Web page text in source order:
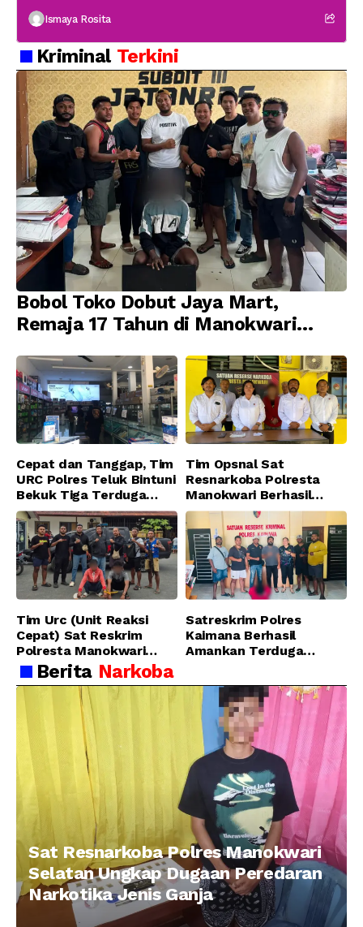
Ismaya Rosita
Kriminal Terkini
Bobol Toko Dobut Jaya Mart,
Remaja 17 Tahun di Manokwari
Jatanras Polda Papua Barat
Cepat dan Tanggap, Tim
URC Polres Teluk Bintuni
Bekuk Tiga Terduga
Pelaku Pencurian di SMA
Sanawesen
Tim Opsnal Sat
Resnarkoba Polresta
Manokwari Berhasil
Ungkap Kasus Tindak
Pidana Narkotika
Golongan I Jenis Shabu
di SP 4 Distrik Prafi kab.
Manokwari
Tim Urc (Unit Reaksi
Cepat) Sat Reskrim
Polresta Manokwari
Berhasil Tangkap 2
Pelaku Pengeroyokan di
Taman Ria kab.
Manokwari
Satreskrim Polres
Kaimana Berhasil
Amankan Terduga
Menggunakan Senjata
Tajam
Berita Narkoba
Sat Resnarkoba Polres Manokwari
Selatan Ungkap Dugaan Peredaran
Narkotika Jenis Ganja